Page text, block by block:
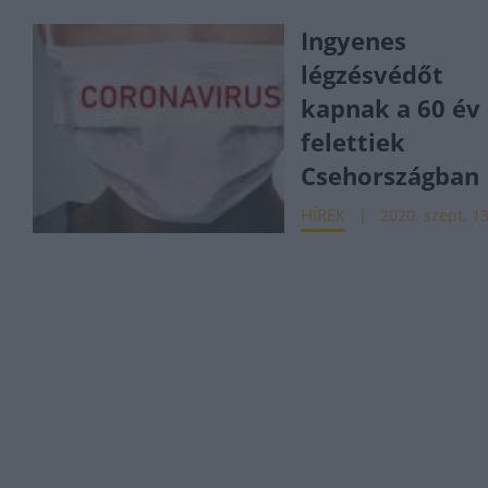
Ingyenes
légzésvédőt
kapnak a 60 év
felettiek
Csehországban
HÍREK 2020. szept.